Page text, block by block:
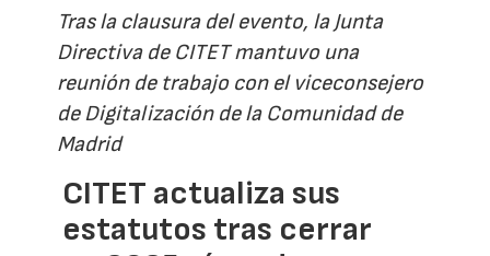
Tras la clausura del evento, la Junta
Directiva de CITET mantuvo una
reunión de trabajo con el viceconsejero
de Digitalización de la Comunidad de
Madrid
CITET actualiza sus
estatutos tras cerrar